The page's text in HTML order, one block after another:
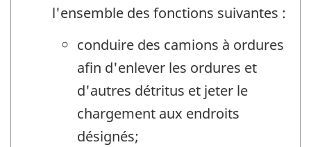
l'ensemble des fonctions suivantes :
conduire des camions à ordures
afin d'enlever les ordures et
d'autres détritus et jeter le
chargement aux endroits
désignés;